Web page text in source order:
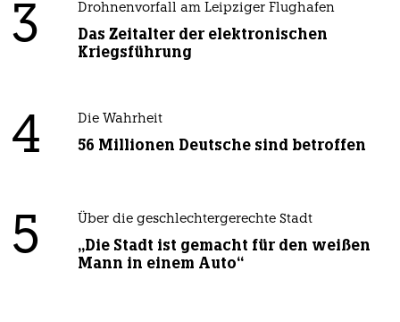
3 Drohnenvorfall am Leipziger Flughafen
Das Zeitalter der elektronischen
Kriegsführung
4 Die Wahrheit
56 Millionen Deutsche sind betroffen
5 Über die geschlechtergerechte Stadt
„Die Stadt ist gemacht für den weißen
Mann in einem Auto“